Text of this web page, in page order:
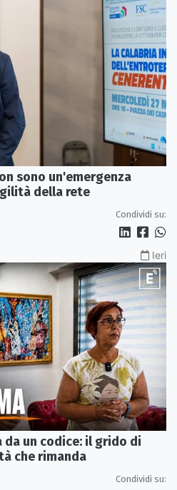
sono un'emergenza
della rete
Condividi su:
Ieri
un codice: il grido di
che rimanda
Condividi su: